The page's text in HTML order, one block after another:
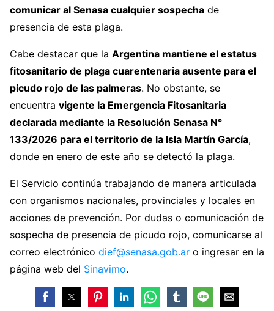
comunicar al Senasa cualquier sospecha de
presencia de esta plaga.
Cabe destacar que la Argentina mantiene el estatus
fitosanitario de plaga cuarentenaria ausente para el
picudo rojo de las palmeras. No obstante, se
encuentra vigente la Emergencia Fitosanitaria
declarada mediante la Resolución Senasa N°
133/2026 para el territorio de la Isla Martín García,
donde en enero de este año se detectó la plaga.
El Servicio continúa trabajando de manera articulada
con organismos nacionales, provinciales y locales en
acciones de prevención. Por dudas o comunicación de
sospecha de presencia de picudo rojo, comunicarse al
correo electrónico dief@senasa.gob.ar o ingresar en la
página web del Sinavimo.